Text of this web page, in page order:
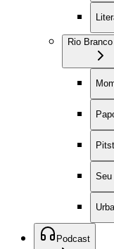
Rio
Seu
Podcast